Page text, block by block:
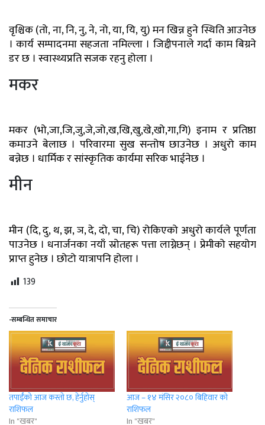
वृश्चिक (तो, ना, नि, नु, ने, नो, या, यि, यु) मन खिन्न हुने स्थिति आउनेछ
। कार्य सम्पादनमा सहजता नमिल्ला । जिद्दीपनाले गर्दा काम बिग्रने
डर छ । स्वास्थ्यप्रति सजक रहनु होला ।
मकर
मकर (भो,जा,जि,जु,जे,जो,ख,खि,खु,खे,खो,गा,गि) इनाम र प्रतिष्ठा
कमाउने बेलाछ । परिवारमा सुख सन्तोष छाउनेछ । अधुरो काम
बन्नेछ । धार्मिक र सांस्कृतिक कार्यमा सरिक भाईनेछ ।
मीन
मीन (दि, दु, थ, झ, ञ, दे, दो, चा, चि) रोकिएको अधुरो कार्यले पूर्णता
पाउनेछ । धनार्जनका नयाँ स्रोतहरू पत्ता लाग्नेछन् । प्रेमीको सहयोग
प्राप्त हुनेछ । छोटो यात्रापनि होला ।
139
-सम्बन्धित समाचार
तपाईँको आज कस्तो छ, हेर्नुहोस्
राशिफल
In "खबर"
आज – १४ मंसिर २०८० बिहिवार को
राशिफल
In "खबर"